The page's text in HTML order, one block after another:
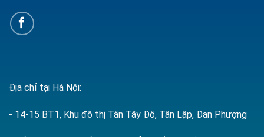
Địa chỉ tại Hà Nội:
- 14-15 BT1, Khu đô thị Tân Tây Đô, Tân Lập, Đan Phượng